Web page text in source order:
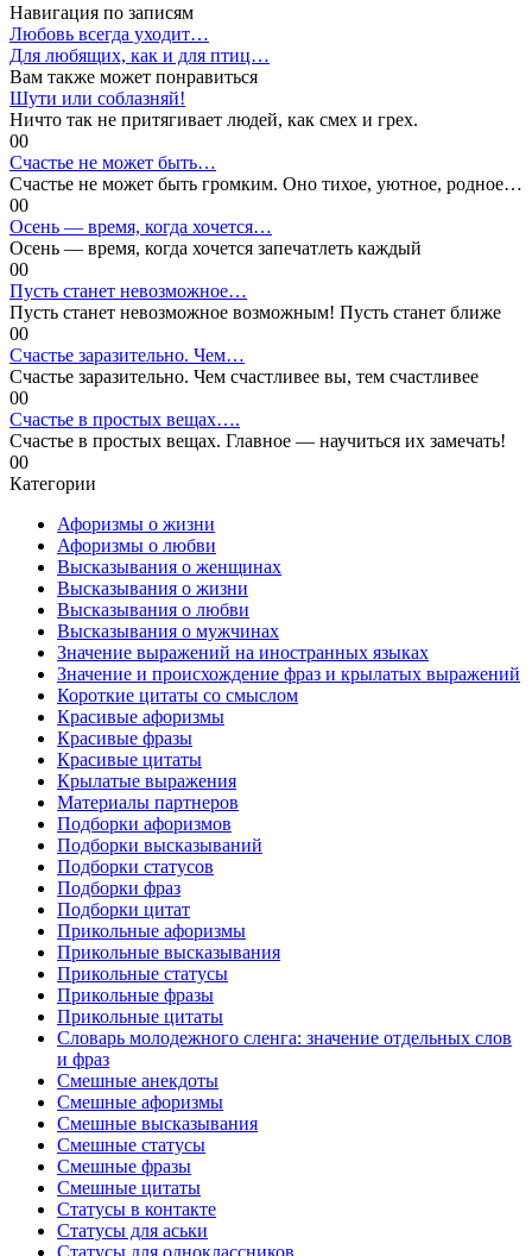
Навигация по записям
Любовь всегда уходит…
Для любящих, как и для птиц…
Вам также может понравиться
Шути или соблазняй!
Ничто так не притягивает людей, как смех и грех.
00
Счастье не может быть…
Счастье не может быть громким. Оно тихое, уютное, родное…
00
Осень — время, когда хочется…
Осень — время, когда хочется запечатлеть каждый
00
Пусть станет невозможное…
Пусть станет невозможное возможным! Пусть станет ближе
00
Счастье заразительно. Чем…
Счастье заразительно. Чем счастливее вы, тем счастливее
00
Счастье в простых вещах….
Счастье в простых вещах. Главное — научиться их замечать!
00
Категории
Афоризмы о жизни
Афоризмы о любви
Высказывания о женщинах
Высказывания о жизни
Высказывания о любви
Высказывания о мужчинах
Значение выражений на иностранных языках
Значение и происхождение фраз и крылатых выражений
Короткие цитаты со смыслом
Красивые афоризмы
Красивые фразы
Красивые цитаты
Крылатые выражения
Материалы партнеров
Подборки афоризмов
Подборки высказываний
Подборки статусов
Подборки фраз
Подборки цитат
Прикольные афоризмы
Прикольные высказывания
Прикольные статусы
Прикольные фразы
Прикольные цитаты
Словарь молодежного сленга: значение отдельных слов
и фраз
Смешные анекдоты
Смешные афоризмы
Смешные высказывания
Смешные статусы
Смешные фразы
Смешные цитаты
Статусы в контакте
Статусы для аськи
Статусы для одноклассников